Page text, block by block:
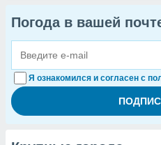
Погода в вашей
Я ознакомился и согласен с